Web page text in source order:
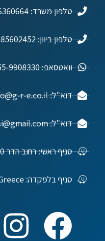
טלפון משרד: 04-6360664
טלפון ביוון: 30-6985602452
וואטסאפ: 055-9908330
דוא"ל: info@g-r-e.co.il
דוא"ל: idan.sarussi@gmail.com
סניף ראשי: רחוב הדר 40, קיסריה
סניף בלפקדה: Ioannou Mela 6 , Lefkáda, Greece